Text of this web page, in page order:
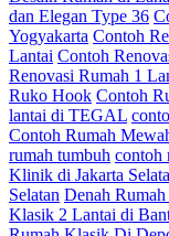
dan Elegan Type 36
Yogyakarta Contoh
Lantai Contoh
Renovasi Rumah 1
Ruko Hook Contoh
lantai di TEGAL
Contoh Rumah
rumah tumbuh contoh
Klinik di Jakarta
Selatan Denah
Klasik 2 Lantai di